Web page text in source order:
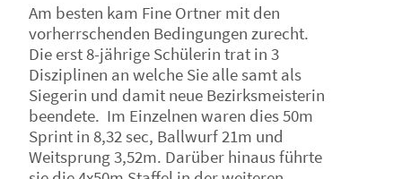
Am besten kam Fine Ortner mit den
vorherrschenden Bedingungen zurecht.
Die erst 8-jährige Schülerin trat in 3
Disziplinen an welche Sie alle samt als
Siegerin und damit neue Bezirksmeisterin
beendete. Im Einzelnen waren dies 50m
Sprint in 8,32 sec, Ballwurf 21m und
Weitsprung 3,52m. Darüber hinaus führte